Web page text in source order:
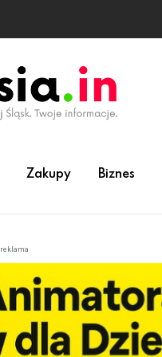
Zakupy Biznes
reklama